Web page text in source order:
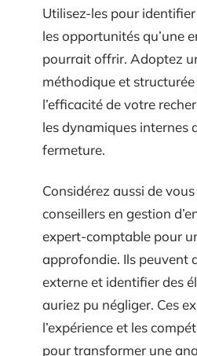
Utilisez-les pour
les opportunités qu’une
pourrait offrir. Adoptez
méthodique et
l’efficacité de votre
les dynamiques internes
fermeture.
Considérez aussi de
conseillers en gestion
expert-comptable pour
approfondie. Ils peuvent
externe et identifier des
auriez pu négliger. Ces
l’expérience et les
pour transformer une